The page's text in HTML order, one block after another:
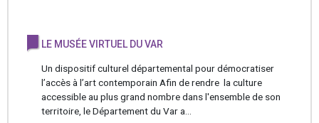
LE MUSÉE VIRTUEL DU VAR
Un dispositif culturel départemental pour démocratiser
l’accès à l’art contemporain Afin de rendre la culture
accessible au plus grand nombre dans l'ensemble de son
territoire, le Département du Var a...